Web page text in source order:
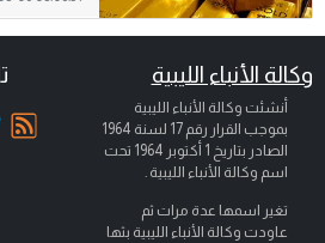
وكالة الأنباء الليبية
أنشئت وكالة الأنباء الليبية
بموجب القرار رقم 17 لسنة 1964
الصادر بتاريخ 1 أكتوبر 1964
تحت
اسم وكالة الأنباء الليبية .
تغير اسمها عدة مرات ثم
عاودت وكالة الأنباء الليبية بثها